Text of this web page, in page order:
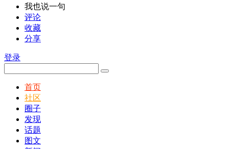
我也说一句
评论
收藏
分享
登录
首页
社区
圈子
发现
话题
图文